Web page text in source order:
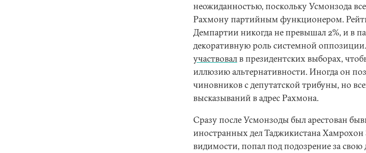
неожиданностью, поскольку Усмонзода
Рахмону партийным функционером.
Демпартии никогда не превышал 2%, и в
декоративную роль системной
участвовалв президентских выборах,
иллюзию альтернативности. Иногда он
чиновников с депутатской трибуны, но
высказываний в адрес Рахмона.
Сразу после Усмонзоды был арестован
иностранных дел Таджикистана
видимости, попал под подозрение за